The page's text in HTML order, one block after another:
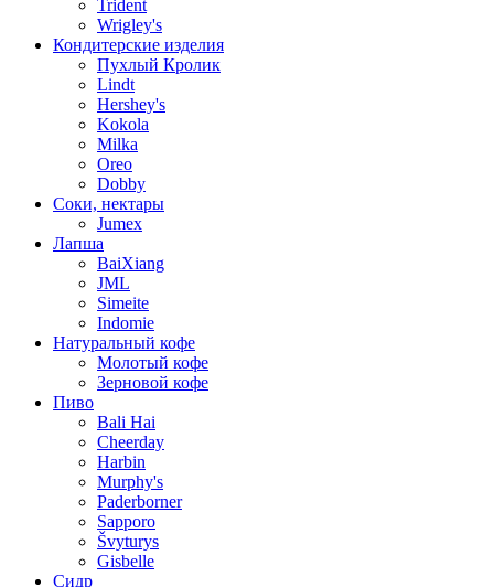
Trident
Wrigley's
Кондитерские изделия
Пухлый Кролик
Lindt
Hershey's
Kokola
Milka
Oreo
Dobby
Соки, нектары
Jumex
Лапша
BaiXiang
JML
Simeite
Indomie
Натуральный кофе
Молотый кофе
Зерновой кофе
Пиво
Bali Hai
Cheerday
Harbin
Murphy's
Paderborner
Sapporo
Švyturys
Gisbelle
Сидр